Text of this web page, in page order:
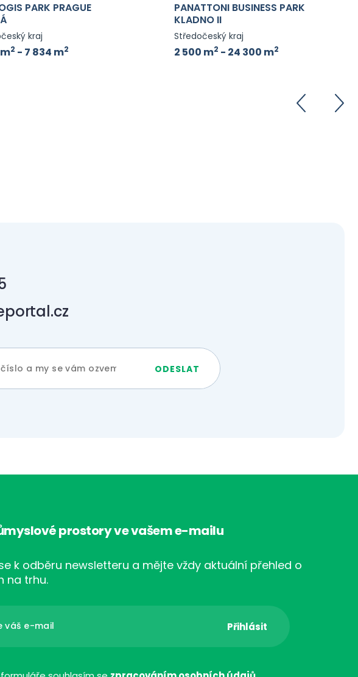
PARK PRAGUE
kraj
2 - 7 834 m2
PANATTONI BUSINESS PARK
KLADNO II
Středočeský kraj
2 500 m2 - 24 300 m2
prostory ve vašem e-mailu
k odběru newsletteru a mějte vždy aktuální přehled o
na trhu.